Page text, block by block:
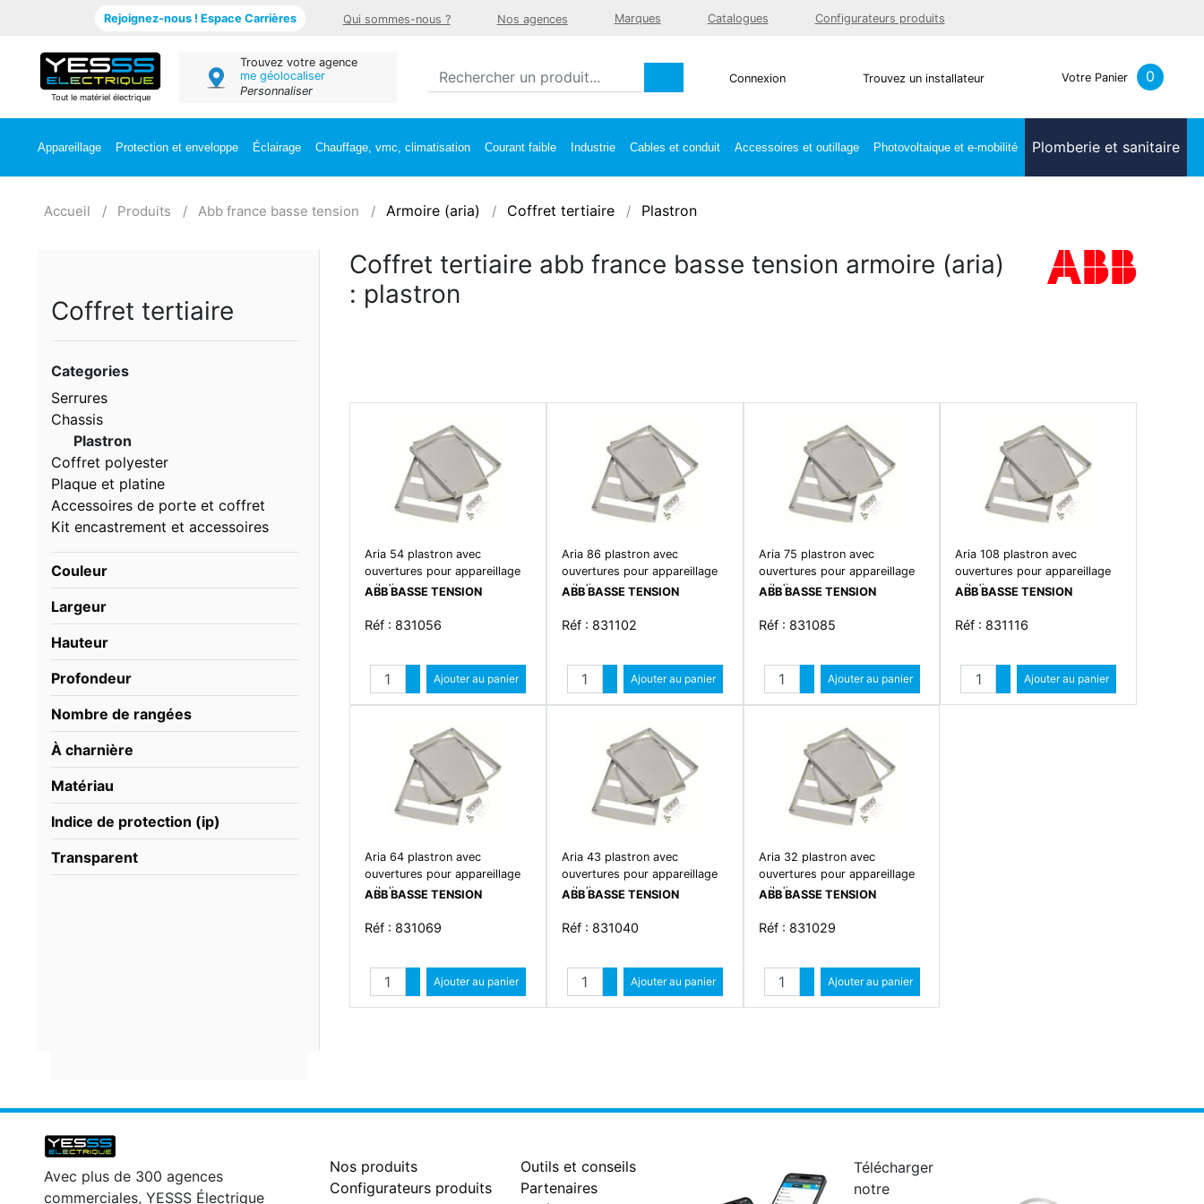
Rejoignez-nous ! Espace Carrières Qui sommes-nous ? Nos agences Marques Catalogues Configurateurs produits
Tout le matériel électrique
Trouvez votre agence
me géolocaliser
Personnaliser
Connexion Trouvez un installateur Votre Panier 0
Appareillage Protection et enveloppe Éclairage Chauffage, vmc, climatisation Courant faible Industrie Cables et conduit Accessoires et outillage Photovoltaique et e-mobilité Plomberie et sanitaire
Accueil Produits Abb france basse tension Armoire (aria) Coffret tertiaire Plastron
Coffret tertiaire
Categories
Serrures
Chassis
Plastron
Coffret polyester
Plaque et platine
Accessoires de porte et coffret
Kit encastrement et accessoires
Couleur
Largeur
Hauteur
Profondeur
Nombre de rangées
À charnière
Matériau
Indice de protection (ip)
Transparent
Coffret tertiaire abb france basse tension armoire (aria)
: plastron
Aria 54 plastron avec
ouvertures pour appareillage
rail din
ABB BASSE TENSION
Réf : 831056
Quantité
Augmenter quantité
Diminuer quantité
Ajouter au panier
Aria 86 plastron avec
ouvertures pour appareillage
rail din
ABB BASSE TENSION
Réf : 831102
Quantité
Augmenter quantité
Diminuer quantité
Ajouter au panier
Aria 75 plastron avec
ouvertures pour appareillage
rail din
ABB BASSE TENSION
Réf : 831085
Quantité
Augmenter quantité
Diminuer quantité
Ajouter au panier
Aria 108 plastron avec
ouvertures pour appareillage
rail din
ABB BASSE TENSION
Réf : 831116
Quantité
Augmenter quantité
Diminuer quantité
Ajouter au panier
Aria 64 plastron avec
ouvertures pour appareillage
rail din
ABB BASSE TENSION
Réf : 831069
Quantité
Augmenter quantité
Diminuer quantité
Ajouter au panier
Aria 43 plastron avec
ouvertures pour appareillage
rail din
ABB BASSE TENSION
Réf : 831040
Quantité
Augmenter quantité
Diminuer quantité
Ajouter au panier
Aria 32 plastron avec
ouvertures pour appareillage
rail din
ABB BASSE TENSION
Réf : 831029
Quantité
Augmenter quantité
Diminuer quantité
Ajouter au panier
Avec plus de 300 agences
commerciales, YESSS Électrique
Nos produits
Configurateurs produits
Outils et conseils
Partenaires
Télécharger
notre